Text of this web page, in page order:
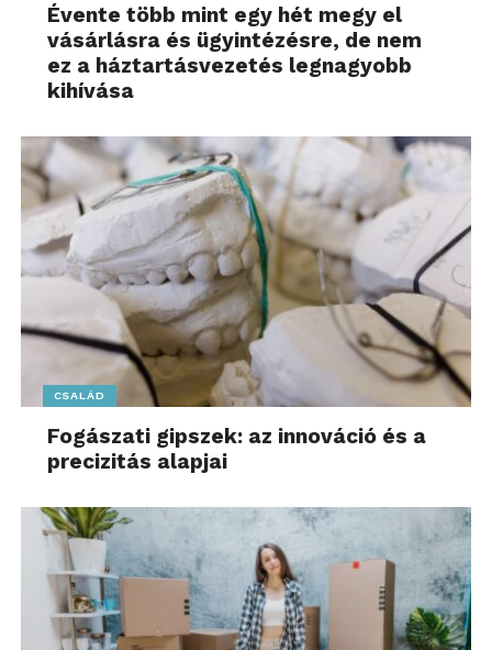
Évente több mint egy hét megy el
vásárlásra és ügyintézésre, de nem
ez a háztartásvezetés legnagyobb
kihívása
CSALÁD
Fogászati gipszek: az innováció és a
precizitás alapjai